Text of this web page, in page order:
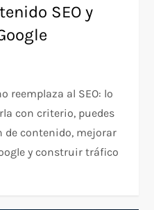
SEO y
reemplaza al SEO: lo
con criterio, puedes
contenido, mejorar
y construir tráfico